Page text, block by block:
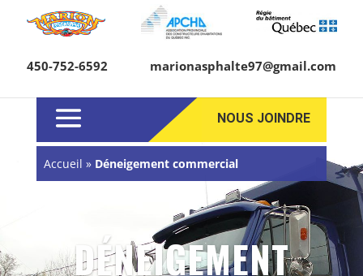
450-752-6592 marionasphalte97@gmail.com
NOUS JOINDRE
Accueil » Déneigement commercial
DÉNEIGEMENT